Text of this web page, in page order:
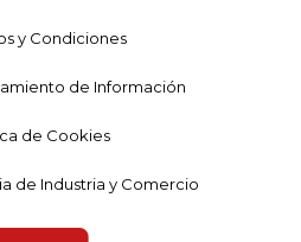
y Condiciones
de Información
de Cookies
de Industria y Comercio